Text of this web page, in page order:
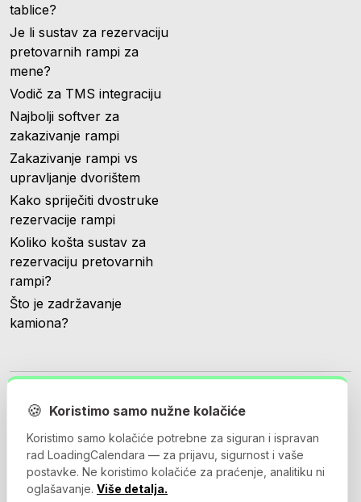
tablice?
Je li sustav za rezervaciju
pretovarnih rampi za
mene?
Vodič za TMS integraciju
Najbolji softver za
zakazivanje rampi
Zakazivanje rampi vs
upravljanje dvorištem
Kako spriječiti dvostruke
rezervacije rampi
Koliko košta sustav za
rezervaciju pretovarnih
rampi?
Što je zadržavanje
kamiona?
© 2026 Loadingcalendar.com. Sva prava pridržana.
🍪 Koristimo samo nužne kolačiće
Koristimo samo kolačiće potrebne za siguran i ispravan
rad LoadingCalendara — za prijavu, sigurnost i vaše
postavke. Ne koristimo kolačiće za praćenje, analitiku ni
oglašavanje. Više detalja.